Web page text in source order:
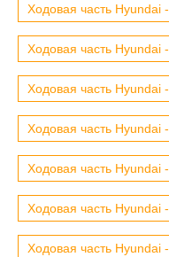
Ходовая часть Hyundai
Ходовая часть Hyundai
Ходовая часть Hyundai
Ходовая часть Hyundai
Ходовая часть
Ходовая часть Hyundai
Ходовая часть Hyundai